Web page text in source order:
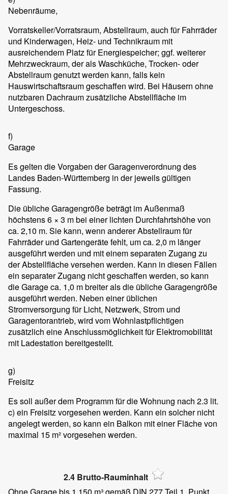
Nebenräume,
Vorratskeller/Vorratsraum, Abstellraum, auch für Fahrräder
und Kinderwagen, Heiz- und Technikraum mit
ausreichendem Platz für Energiespeicher; ggf. weiterer
Mehrzweckraum, der als Waschküche, Trocken- oder
Abstellraum genutzt werden kann, falls kein
Hauswirtschaftsraum geschaffen wird. Bei Häusern ohne
nutzbaren Dachraum zusätzliche Abstellfläche im
Untergeschoss.
f)
Garage
Es gelten die Vorgaben der Garagenverordnung des
Landes Baden-Württemberg in der jeweils gültigen
Fassung.
Die übliche Garagengröße beträgt im Außenmaß
höchstens 6 × 3 m bei einer lichten Durchfahrtshöhe von
ca. 2,10 m. Sie kann, wenn anderer Abstellraum für
Fahrräder und Gartengeräte fehlt, um ca. 2,0 m länger
ausgeführt werden und mit einem separaten Zugang zu
der Abstellfläche versehen werden. Kann in diesen Fällen
ein separater Zugang nicht geschaffen werden, so kann
die Garage ca. 1,0 m breiter als die übliche Garagengröße
ausgeführt werden. Neben einer üblichen
Stromversorgung für Licht, Netzwerk, Strom und
Garagentorantrieb, wird vom Wohnlastpflichtigen
zusätzlich eine Anschlussmöglichkeit für Elektromobilität
mit Ladestation bereitgestellt.
g)
Freisitz
Es soll außer dem Programm für die Wohnung nach 2.3 lit.
c) ein Freisitz vorgesehen werden. Kann ein solcher nicht
angelegt werden, so kann ein Balkon mit einer Fläche von
maximal 15 m² vorgesehen werden.
2.4 Brutto-Rauminhalt
Ohne Garage bis 1.150 m³ gemäß DIN 277 Teil 1, Punkt